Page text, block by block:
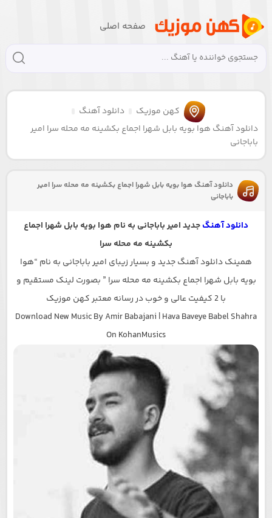
صفحه اصلی
کهن موزیک
دانلود آهنگ
دانلود آهنگ هوا بویه بابل شهرا اجماع بکشینه مه محله سرا امیر
باباجانی
دانلود آهنگ هوا بویه بابل شهرا اجماع بکشینه مه محله سرا امیر
باباجانی
دانلود آهنگجدید امیر باباجانی به نام هوا بویه بابل شهرا اجماع
بکشینه مه محله سرا
همینک دانلود آهنگ جدید و بسیار زیبای امیر باباجانی به نام “هوا
بویه بابل شهرا اجماع بکشینه مه محله سرا ” بصورت لینک مستقیم و
با 2 کیفیت عالی و خوب در رسانه معتبر کهن موزیک
Download New Music By Amir Babajani | Hava Baveye Babel Shahra
On KohanMusics